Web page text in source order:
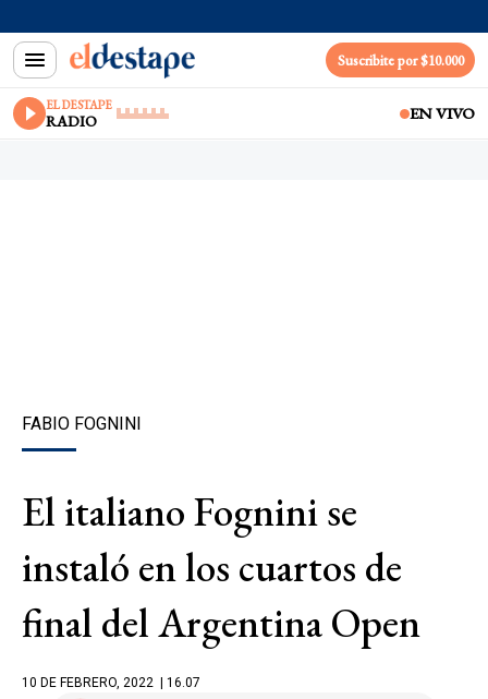
Suscribite por $10.000
EL DESTAPE
RADIO EN VIVO
FABIO FOGNINI
El italiano Fognini se
instaló en los cuartos de
final del Argentina Open
10 DE FEBRERO, 2022 | 16.07